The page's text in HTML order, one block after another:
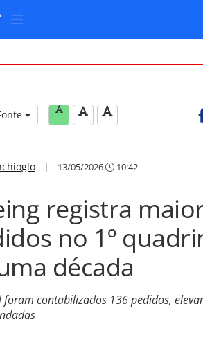
| 13/05/2026 10:42
registra
no 1º
década
foram contabilizados 136 pedidos,